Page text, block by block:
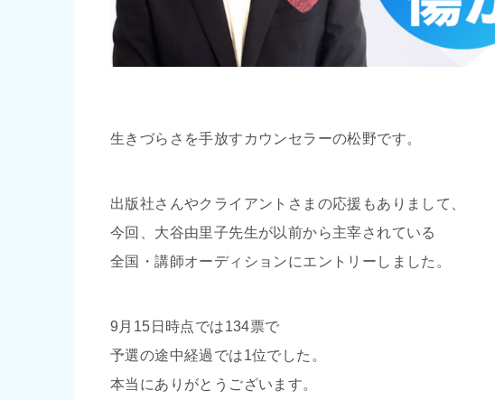
生きづらさを手放すカウンセラーの松野です。
出版社さんやクライアントさまの応援もありまして、
今回、大谷由里子先生が以前から主宰されている
全国・講師オーディションにエントリーしました。
9月15日時点では134票で
予選の途中経過では1位でした。
本当にありがとうございます。